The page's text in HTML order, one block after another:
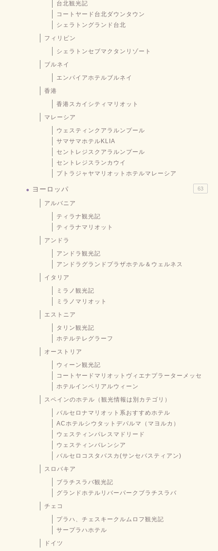
台北観光記
コートヤード台北ダウンタウン
シェラトングランド台北
フィリピン
シェラトンセブマクタンリゾート
ブルネイ
エンパイアホテルブルネイ
香港
香港スカイシティマリオット
マレーシア
ウェスティンクアラルンプール
サマサマホテルKLIA
セントレジスクアラルンプール
セントレジスランカウイ
プトラジャヤマリオットホテルマレーシア
ヨーロッパ 63
アルバニア
ティラナ観光記
ティラナマリオット
アンドラ
アンドラ観光記
アンドラグランドプラザホテル＆ウェルネス
イタリア
ミラノ観光記
ミラノマリオット
エストニア
タリン観光記
ホテルテレグラーフ
オーストリア
ウィーン観光記
コートヤードマリオットヴィエナプラーターメッセ
ホテルインペリアルウィーン
スペインのホテル（観光情報は別カテゴリ）
バルセロナマリオット系おすすめホテル
ACホテルシウタットデパルマ（マヨルカ）
ウェスティンパレスマドリード
ウェスティンバレンシア
バルセロコスタバスカ(サンセバスティアン)
スロバキア
ブラチスラバ観光記
グランドホテルリバーパークブラチスラバ
チェコ
プラハ、チェスキークルムロフ観光記
サープラハホテル
ドイツ